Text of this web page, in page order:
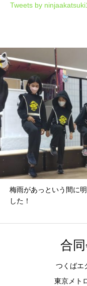
Tweets by
梅雨があっという間に
した！
合
つくばエ
東京メト